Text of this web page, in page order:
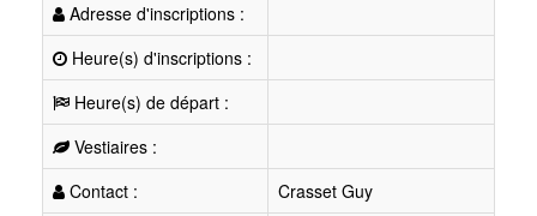
Adresse d'inscriptions :
Heure(s) d'inscriptions :
Heure(s) de départ :
Vestiaires :
Contact :
Crasset Guy